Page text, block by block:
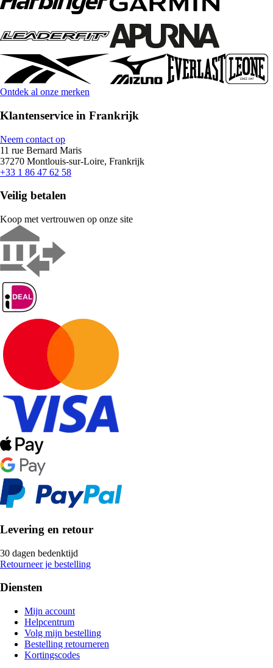
Ontdek al onze merken
Klantenservice in Frankrijk
Neem contact op
11 rue Bernard Maris
37270 Montlouis-sur-Loire, Frankrijk
+33 1 86 47 62 58
Veilig betalen
Koop met vertrouwen op onze site
Levering en retour
30 dagen bedenktijd
Retourneer je bestelling
Diensten
Mijn account
Helpcentrum
Volg mijn bestelling
Bestelling retourneren
Kortingscodes